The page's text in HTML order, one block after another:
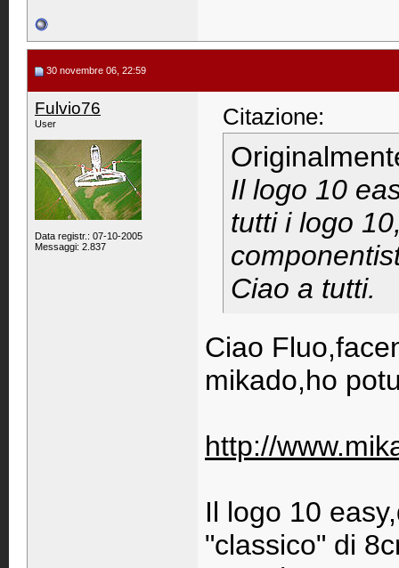
30 novembre 06, 22:59
Fulvio76
User
Data registr.: 07-10-2005
Messaggi: 2.837
Citazione:
Il logo 10
tutti i logo
Ciao a tutti.
Ciao
mikado,ho
http://
Il logo 10
"classico" di